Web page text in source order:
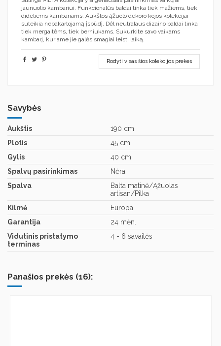
jaunuolio kambariui. Funkcionalūs baldai tinka tiek mažiems, tiek
dideliems kambariams. Aukštos ąžuolo dekoro kojos kolekcijai
suteikia nepakartojamą įspūdį. Dėl neutralaus dizaino baldai tinka
tiek mergaitėms, tiek berniukams. Sukurkite savo vaikams
kambarį, kuriame jie galės smagiai leisti laiką.
Rodyti visas šios kolekcijos prekes
Savybės
Aukštis
190 cm
Plotis
45 cm
Gylis
40 cm
Spalvų pasirinkimas
Nėra
Spalva
Balta matinė/Ąžuolas
artisan/Pilka
Kilmė
Europa
Garantija
24 mėn.
Vidutinis pristatymo
terminas
4 - 6 savaitės
Panašios prekės (16):